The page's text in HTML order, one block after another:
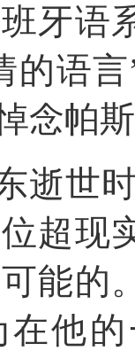
牙语
的语
念帕
逝世
超现
能的
他